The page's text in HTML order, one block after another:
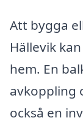
Att bygga
Hällevik
hem. En
avkoppling
också en